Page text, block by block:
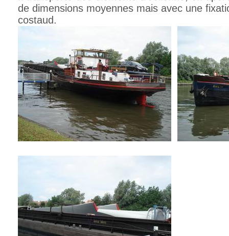
de dimensions moyennes mais avec une
costaud.